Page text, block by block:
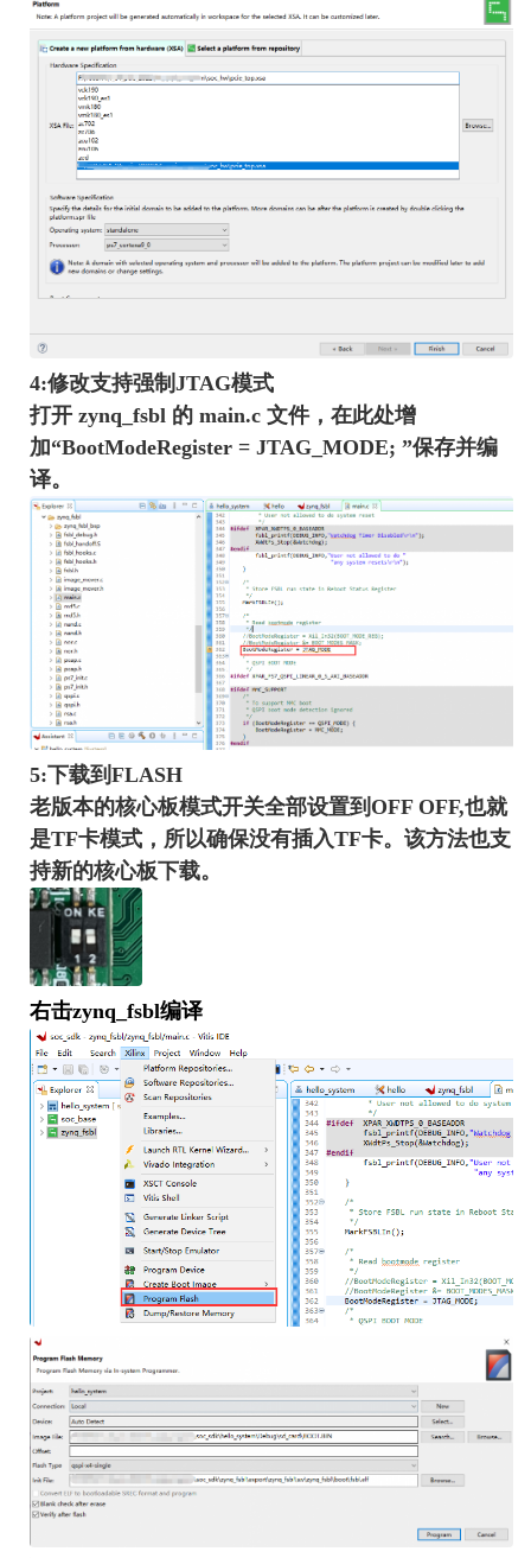
4:修改支持强制JTAG模式
打开 zynq_fsbl 的 main.c 文件，在此处增
加“BootModeRegister = JTAG_MODE; ”保存并编
译。
5:下载到FLASH
老版本的核心板模式开关全部设置到OFF OFF,也就
是TF卡模式，所以确保没有插入TF卡。该方法也支
持新的核心板下载。
右击zynq_fsbl编译